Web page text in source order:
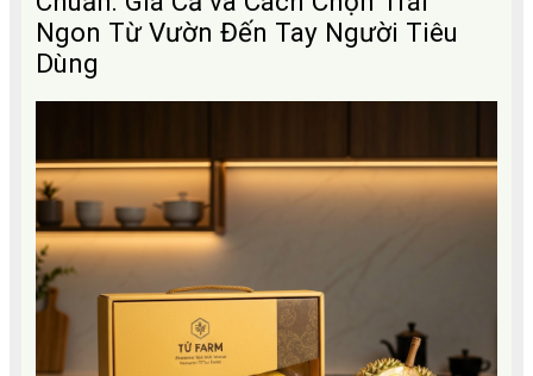
Ngon Từ Vườn Đến Tay Người Tiêu
Dùng